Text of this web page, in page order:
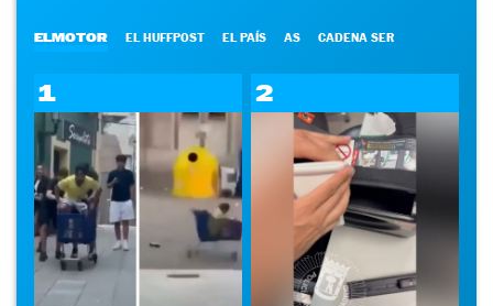
ELMOTOR EL HUFFPOST EL PAÍS AS CADENA SER
1 2